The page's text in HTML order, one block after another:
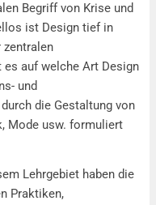
Begriff von Krise und
ist Design tief in
zentralen
es auf welche Art Design
und
die Gestaltung von
Mode usw. formuliert
Lehrgebiet haben die
Praktiken,